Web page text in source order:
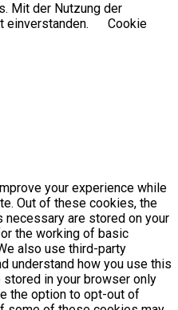
Mit der Nutzung der
einverstanden.
Cookie
your experience while
Out of these cookies, the
are stored on your
the working of basic
also use third-party
understand how you use this
in your browser only
the option to opt-out of